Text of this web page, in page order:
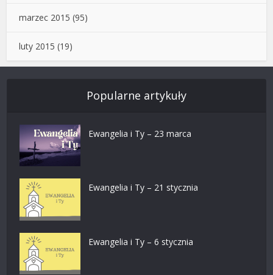
marzec 2015 (95)
luty 2015 (19)
Popularne artykuły
Ewangelia i Ty – 23 marca
Ewangelia i Ty – 21 stycznia
Ewangelia i Ty – 6 stycznia